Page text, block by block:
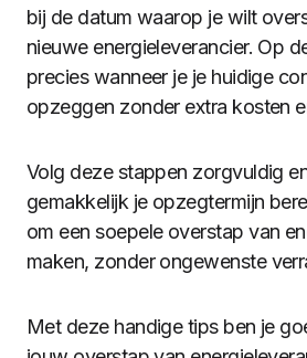
bij de datum waarop je wilt
nieuwe energieleverancier. Op
precies wanneer je je huidige
opzeggen zonder extra kosten
Volg deze stappen zorgvuldig
gemakkelijk je opzegtermijn
om een soepele overstap van
maken, zonder ongewenste
Met deze handige tips ben je